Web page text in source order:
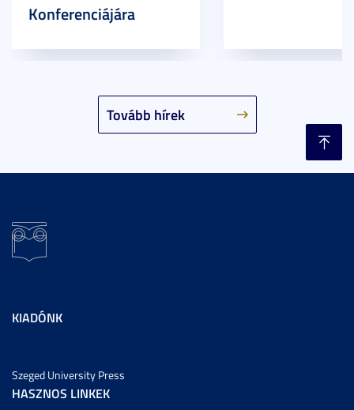
Tovább hírek
Konferenciájára
KIADÓNK
Szeged University Press
HASZNOS LINKEK